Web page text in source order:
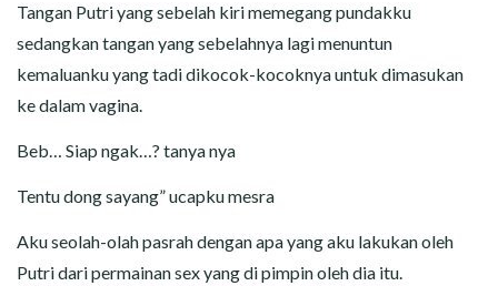
Tangan Putri yang sebelah kiri memegang pundakku
sedangkan tangan yang sebelahnya lagi menuntun
kemaluanku yang tadi dikocok-kocoknya untuk dimasukan
ke dalam vagina.
Beb… Siap ngak…? tanya nya
Tentu dong sayang” ucapku mesra
Aku seolah-olah pasrah dengan apa yang aku lakukan oleh
Putri dari permainan sex yang di pimpin oleh dia itu.